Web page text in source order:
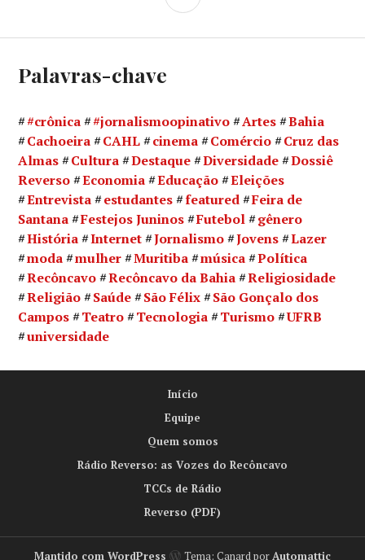
Palavras-chave
#crônica #jornalismoopinativo Artes
Bahia
Cachoeira
CAHL cinema Comércio
Cruz das
Almas
Cultura Destaque Diversidade
Dossiê
Reverso
Economia Educação
Eleições
Entrevista
estudantes featured
Feira de
Santana
Festejos Juninos Futebol
gênero
História
Internet Jornalismo Jovens
Lazer
moda
mulher Muritiba música
Política
Recôncavo
Recôncavo da Bahia
Religiosidade
Religião
Saúde São Félix
São Gonçalo dos
Campos
Teatro Tecnologia Turismo
UFRB
universidade
Início
Equipe
Quem somos
Rádio Reverso: as Vozes do Recôncavo
TCCs de Rádio
Reverso (PDF)
Mantido com WordPress Tema: Canard por Automattic